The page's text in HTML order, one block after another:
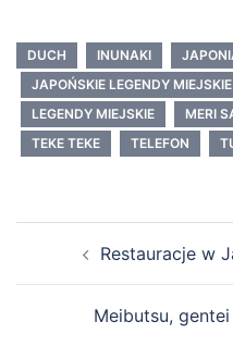
DUCH INUNAKI
JAPOŃSKIE LEGENDY MIEJSKIE
LEGENDY MIEJSKIE
MERI
TEKE TEKE
TELEFON
navigationRestauracje w
Meibutsu,